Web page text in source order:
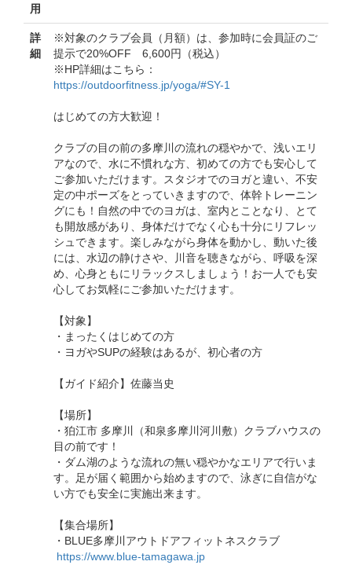
用
詳
細
※対象のクラブ会員（月額）は、参加時に会員証のご
提示で20%OFF 6,600円（税込）
※HP詳細はこちら：
https://outdoorfitness.jp/yoga/#SY-1
はじめての方大歓迎！
クラブの目の前の多摩川の流れの穏やかで、浅いエリ
アなので、水に不慣れな方、初めての方でも安心して
ご参加いただけます。スタジオでのヨガと違い、不安
定の中ポーズをとっていきますので、体幹トレーニン
グにも！自然の中でのヨガは、室内とことなり、とて
も開放感があり、身体だけでなく心も十分にリフレッ
シュできます。楽しみながら身体を動かし、動いた後
には、水辺の静けさや、川音を聴きながら、呼吸を深
め、心身ともにリラックスしましょう！お一人でも安
心してお気軽にご参加いただけます。
【対象】
・まったくはじめての方
・ヨガやSUPの経験はあるが、初心者の方
【ガイド紹介】佐藤当史
【場所】
・狛江市 多摩川（和泉多摩川河川敷）クラブハウスの
目の前です！
・ダム湖のような流れの無い穏やかなエリアで行いま
す。足が届く範囲から始めますので、泳ぎに自信がな
い方でも安全に実施出来ます。
【集合場所】
・BLUE多摩川アウトドアフィットネスクラブ
https://www.blue-tamagawa.jp